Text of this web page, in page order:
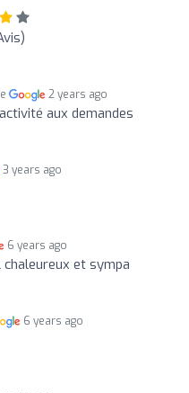
2 years ago
aux demandes
3 years ago
6 years ago
chaleureux et sympa
6 years ago